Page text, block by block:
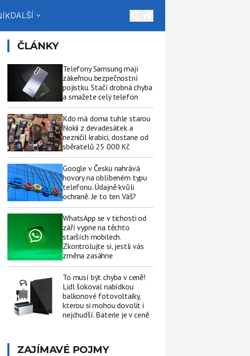
DALŠÍ expand_more
ČLÁNKY
Telefony Samsung mají
zákeřnou bezpečnostní
pojistku. Stačí drobná chyba
a smažete celý telefon
Kdo má doma tuhle starou
Nokii z devadesátek a
nezničil krabici, dostane od
sběratelů 25 000 Kč
Google v Česku nahrává
hovory na oblíbeném typu
telefonu. Údajně kvůli
ochraně. Je to ten Váš?
WhatsApp se v tichosti od
září vypne na těchto
starších mobilech.
Zkontrolujte si, jestli vás
změna zasáhne
To musí být chyba v ceně!
Lidl šokoval nabídkou
balkonové fotovoltaiky,
kterou si mohou dovolit i
nejchudší. Baterie je v ceně
ZAJÍMAVÉ POJMY